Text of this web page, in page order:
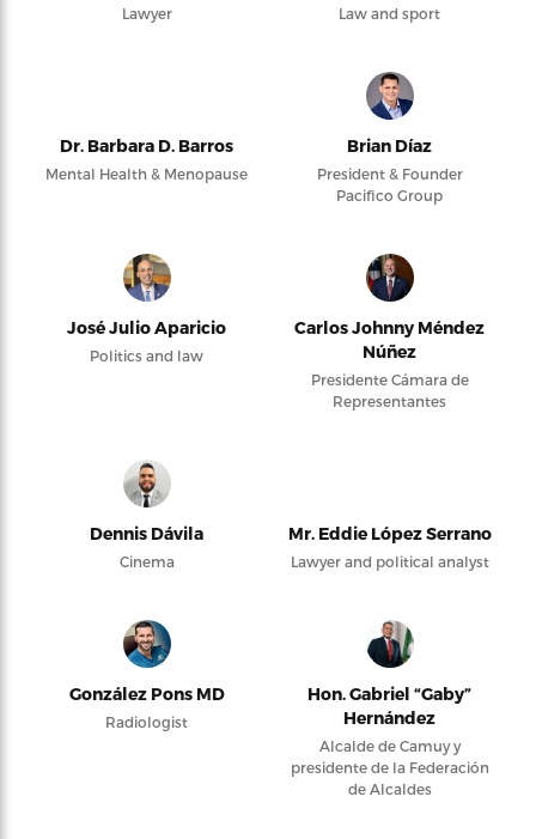
Lawyer Law and sport
Dr. Barbara D. Barros
Mental Health & Menopause
Brian Díaz
President & Founder
Pacifico Group
José Julio Aparicio
Politics and law
Carlos Johnny Méndez
Núñez
Presidente Cámara de
Representantes
Dennis Dávila
Cinema
Mr. Eddie López Serrano
Lawyer and political analyst
González Pons MD
Radiologist
Hon. Gabriel “Gaby”
Hernández
Alcalde de Camuy y
presidente de la Federación
de Alcaldes